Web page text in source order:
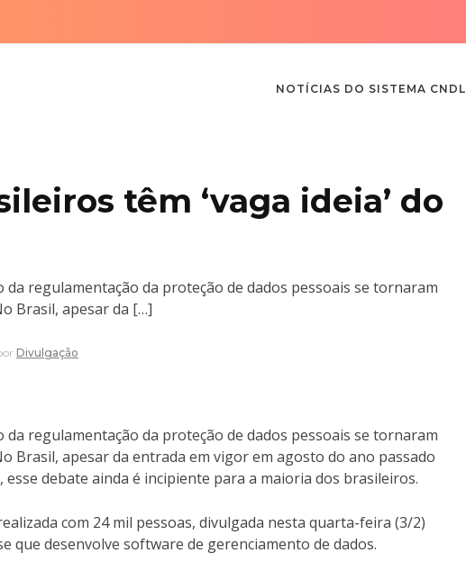
NOTÍCIAS DO SISTEMA CNDL
têm ‘vaga ideia’ do
regulamentação da proteção de dados pessoais se tornaram
Brasil, apesar da […]
Divulgação
regulamentação da proteção de dados pessoais se tornaram
Brasil, apesar da entrada em vigor em agosto do ano passado
esse debate ainda é incipiente para a maioria dos brasileiros.
com 24 mil pessoas, divulgada nesta quarta-feira (3/2)
que desenvolve software de gerenciamento de dados.